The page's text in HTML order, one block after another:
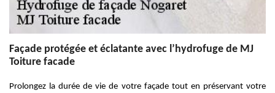
Façade protégée et éclatante avec l’hydrofuge de MJ
Toiture facade
Prolongez la durée de vie de votre façade tout en préservant votre